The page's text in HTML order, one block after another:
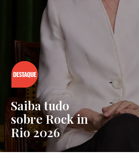
Saiba tudo
sobre Rock in
Rio 2026